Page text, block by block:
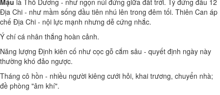
Mậu là Thổ Dương - như ngọn núi đứng giữa đất trời. Tý đứng đầu 12
Địa Chi - như mầm sống đầu tiên nhú lên trong đêm tối. Thiên Can áp
chế Địa Chi - nội lực mạnh nhưng dễ cứng nhắc.
Ý chí cá nhân thắng hoàn cảnh.
Năng lượng Định kiên cố như cọc gỗ cắm sâu - quyết định ngày này
thường khó đảo ngược.
Tháng cô hồn - nhiều người kiêng cưới hỏi, khai trương, chuyển nhà;
đề phòng "âm khí".